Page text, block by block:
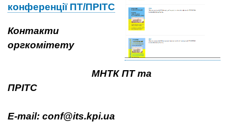
конференції ПТ/ПРІТС
Контакти
оргкомітету
МНТК ПТ та
ПРІТС
E-mail: conf@its.kpi.ua